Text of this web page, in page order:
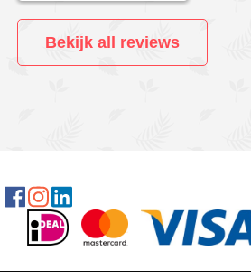
Bekijk all reviews